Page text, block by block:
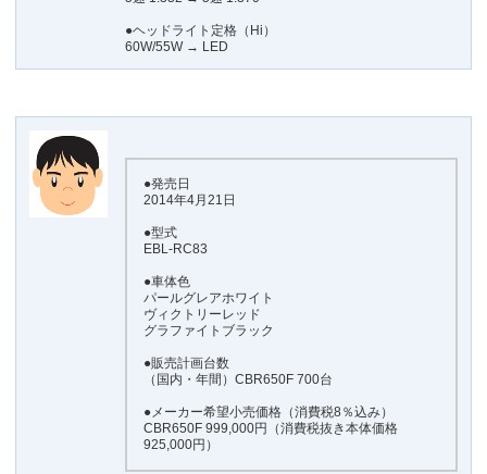
●ヘッドライト定格（Hi）
60W/55W → LED
●発売日
2014年4月21日
●型式
EBL-RC83
●車体色
パールグレアホワイト
ヴィクトリーレッド
グラファイトブラック
●販売計画台数
（国内・年間）CBR650F 700台
●メーカー希望小売価格（消費税8％込み）
CBR650F 999,000円（消費税抜き本体価格
925,000円）